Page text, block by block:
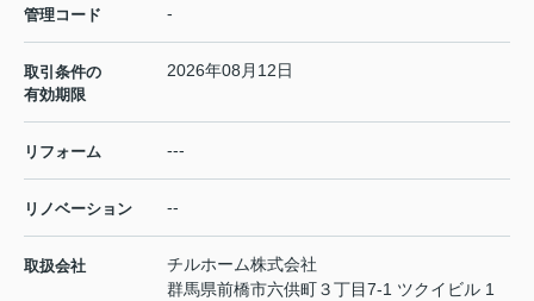
管理コード -
取引条件の
有効期限
2026年08月12日
リフォーム ---
リノベーション --
取扱会社
チルホーム株式会社
群馬県前橋市六供町３丁目7-1 ツクイビル 1